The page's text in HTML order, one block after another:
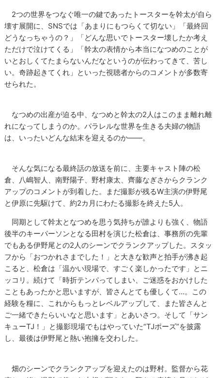
2つの世界をつなぐ唯一の鍵であったトースターを幹太が自ら
壊す展開に、SNSでは「あまりにもつらくて切ない」「最終回
どうなっちゃうの？」「どんな思いでトースター壊したか考え
ただけで泣けてくる」「幹太の表情から本当になつめのことが
いとおしくてたまらないんだなというのが伝わってきて、苦し
い。奇跡起きてくれ」といった視聴者からのコメントが多数寄
せられた。
なつめの出産が迫る中、なつめと幹太の2人はこのまま離れ離
れになってしまうのか。パラレルな世界を生きる夫婦の物語
は、いったいどんな結末を迎えるのか――。
そんな気になる最終話の放送を前に、主要キャスト陣の松
倉、八嶋智人、南野陽子、野村康太、齊藤なぎさからクランク
アップのコメントが到着した。まだ撮影が残るW主演の伊野尾
と伊原に先駆けて、約2カ月にわたる撮影を終えた5人。
同期として幹太となつめを思う気持ちが誰よりも強く、物語
後半のキーパーソンとなる田村を演じた松倉は、事務所の先輩
でもある伊野尾との2人のシーンでクランクアップした。スタッ
フから「おつかれさまでした！」と大きな歓声と拍手が沸き起
こると、松倉は「温かい現場で、すごく楽しかったです」とニ
ッコリ。続けて「時折テンパってしまい、ご迷惑をおかけした
こともあったかと思いますが、皆さんとても優しくて…。この
経験を糧に、これからもっとレベルアップして、また皆さんと
ご一緒できたらいいなと思います」とあいさつ。そして「サン
キューTJ！」と撮影現場でもはやっていた“TJポーズ”を披露
し、最後は伊野尾と熱い抱擁を交わした。
畑のシーンでクランクアップを迎えたのは野村。監督から花